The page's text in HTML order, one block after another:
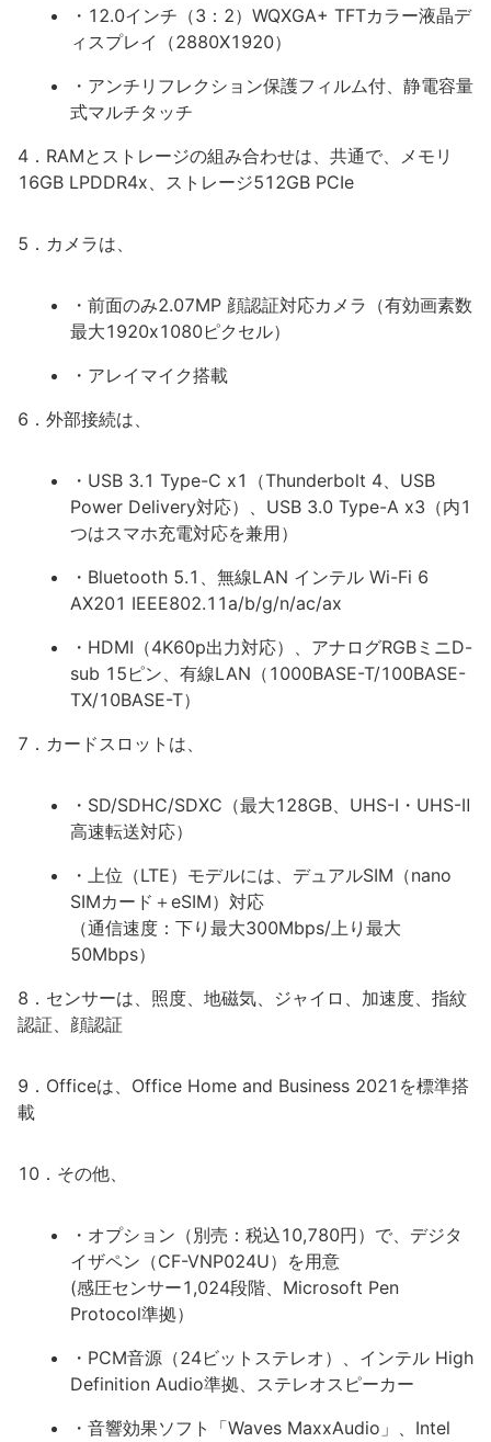
・12.0インチ（3：2）WQXGA+ TFTカラー液晶デ
ィスプレイ（2880X1920）
・アンチリフレクション保護フィルム付、静電容量
式マルチタッチ
4．RAMとストレージの組み合わせは、共通で、メモリ
16GB LPDDR4x、ストレージ512GB PCIe
5．カメラは、
・前面のみ2.07MP 顔認証対応カメラ（有効画素数
最大1920x1080ピクセル）
・アレイマイク搭載
6．外部接続は、
・USB 3.1 Type-C x1（Thunderbolt 4、USB
Power Delivery対応）、USB 3.0 Type-A x3（内1
つはスマホ充電対応を兼用）
・Bluetooth 5.1、無線LAN インテル Wi-Fi 6
AX201 IEEE802.11a/b/g/n/ac/ax
・HDMI（4K60p出力対応）、アナログRGBミニD-
sub 15ピン、有線LAN（1000BASE-T/100BASE-
TX/10BASE-T）
7．カードスロットは、
・SD/SDHC/SDXC（最大128GB、UHS-I・UHS-Ⅱ
高速転送対応）
・上位（LTE）モデルには、デュアルSIM（nano
SIMカード＋eSIM）対応
（通信速度：下り最大300Mbps/上り最大
50Mbps）
8．センサーは、照度、地磁気、ジャイロ、加速度、指紋
認証、顔認証
9．Officeは、Office Home and Business 2021を標準搭
載
10．その他、
・オプション（別売：税込10,780円）で、デジタ
イザペン（CF-VNP024U）を用意
(感圧センサー1,024段階、Microsoft Pen
Protocol準拠）
・PCM音源（24ビットステレオ）、インテル High
Definition Audio準拠、ステレオスピーカー
・音響効果ソフト「Waves MaxxAudio」、Intel